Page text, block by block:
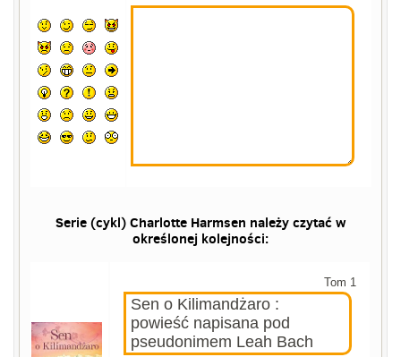
Serie (cykl) Charlotte Harmsen należy czytać w
określonej kolejności:
Tom 1
Sen o Kilimandżaro :
powieść napisana pod
pseudonimem Leah Bach